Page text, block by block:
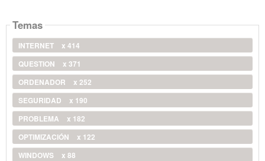
Temas
INTERNET
x 414
QUESTION
x 371
ORDENADOR
x 252
SEGURIDAD
x 190
PROBLEMA
x 182
OPTIMIZACIÓN
x 122
WINDOWS
x 88